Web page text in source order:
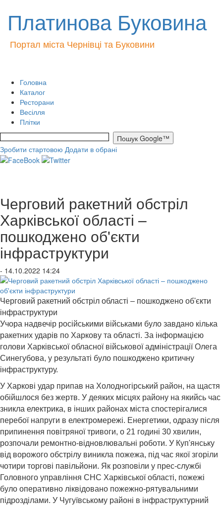
Платинова Буковина
Портал міста Чернівці та Буковини
Головна
Каталог
Ресторани
Весілля
Плітки
Зробити стартовою Додати в обрані
Черговий ракетний обстріл
Харківської області –
пошкоджено об'єкти
інфраструктури
- 14.10.2022 14:24
Черговий ракетний обстріл області – пошкоджено об'єкти
інфраструктури
Учора надвечір російськими військами було завдано кілька
ракетних ударів по Харкову та області. За інформацією
голови Харківської обласної військової адміністрації Олега
Синегубова, у результаті було пошкоджено критичну
інфраструктуру.
У Харкові удар припав на Холодногірський район, на щастя
обійшлося без жертв. У деяких місцях району на якийсь час
зникла електрика, в інших районах міста спостерігалися
перебої напруги в електромережі. Енергетики, одразу після
припинення повітряної тривоги, о 21 годині 30 хвилин,
розпочали ремонтно-відновлювальні роботи. У Куп'янську
від ворожого обстрілу виникла пожежа, під час якої згоріли
чотири торгові павільйони. Як розповіли у прес-службі
Головного управління СНС Харківської області, пожежі
було оперативно ліквідовано пожежно-рятувальними
підрозділами. У Чугуївському районі в інфраструктурний